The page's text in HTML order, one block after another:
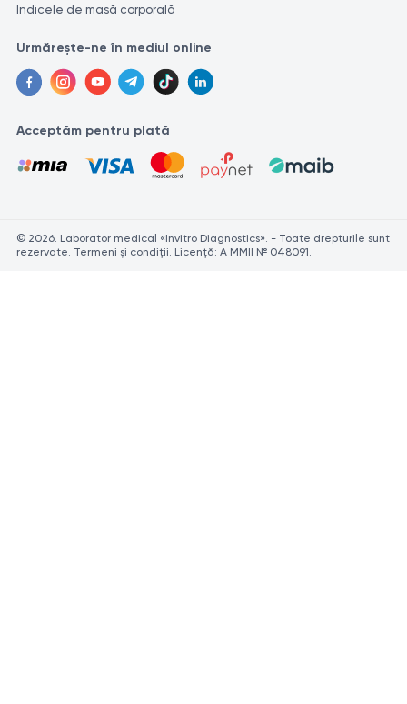
Indicele de masă corporală
Urmărește-ne în mediul online
Acceptăm pentru plată
© 2026. Laborator medical «Invitro Diagnostics». - Toate drepturile sunt
rezervate. Termeni și condiții. Licență: A MMII № 048091.